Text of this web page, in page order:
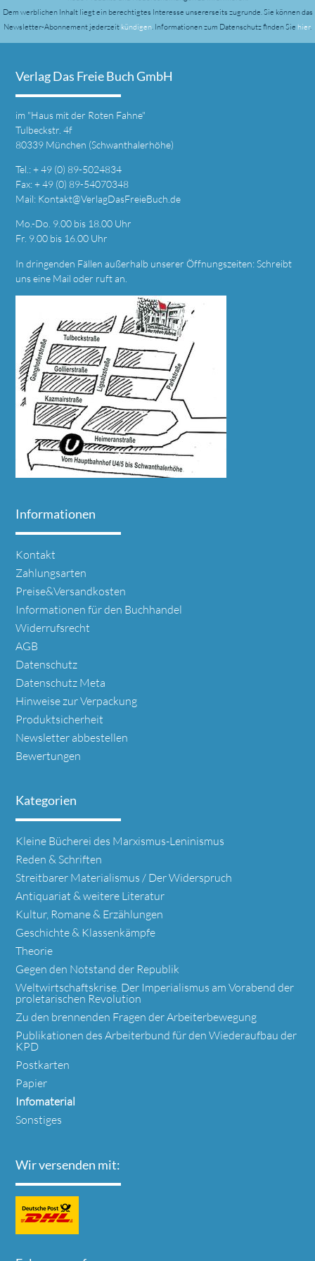
Dem werblichen Inhalt liegt ein berechtigtes Interesse unsererseits zugrunde. Sie können das
Newsletter-Abonnement jederzeit kündigen . Informationen zum Datenschutz finden Sie hier.
Verlag Das Freie Buch GmbH
im "Haus mit der Roten Fahne"
Tulbeckstr. 4f
80339 München (Schwanthalerhöhe)
Tel.: + 49 (0) 89-5024834
Fax: + 49 (0) 89-54070348
Mail: Kontakt@VerlagDasFreieBuch.de
Mo.-Do. 9.00 bis 18.00 Uhr
Fr. 9.00 bis 16.00 Uhr
In dringenden Fällen außerhalb unserer Öffnungszeiten: Schreibt
uns eine Mailoder ruft an.
Informationen
Navigation
überspringen
Kontakt
Zahlungsarten
Preise&Versandkosten
Informationen für den Buchhandel
Widerrufsrecht
AGB
Datenschutz
Datenschutz Meta
Hinweise zur Verpackung
Produktsicherheit
Newsletter abbestellen
Bewertungen
Kategorien
Navigation
überspringen
Kleine Bücherei des Marxismus-Leninismus
Reden & Schriften
Streitbarer Materialismus / Der Widerspruch
Antiquariat & weitere Literatur
Kultur, Romane & Erzählungen
Geschichte & Klassenkämpfe
Theorie
Gegen den Notstand der Republik
Weltwirtschaftskrise. Der Imperialismus am Vorabend der
proletarischen Revolution
Zu den brennenden Fragen der Arbeiterbewegung
Publikationen des Arbeiterbund für den Wiederaufbau der
KPD
Postkarten
Papier
Infomaterial
Sonstiges
Wir versenden mit: